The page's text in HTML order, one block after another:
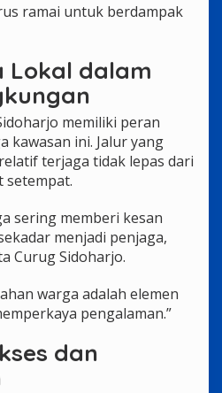
ramai untuk berdampak
Lokal dalam
memiliki peran
kawasan ini. Jalur yang
terjaga tidak lepas dari
setempat.
sering memberi kesan
menjadi penjaga,
Curug Sidoharjo.
warga adalah elemen
pengalaman.”
dan